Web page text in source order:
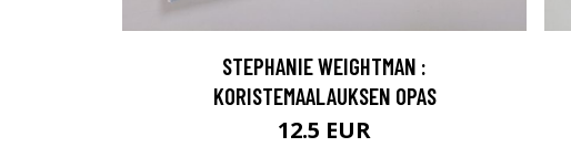
STEPHANIE WEIGHTMAN :
KORISTEMAALAUKSEN OPAS
12.5 EUR